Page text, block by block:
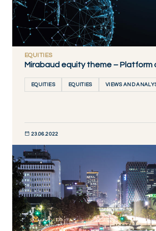
EQUITIES
Mirabaud equity theme – Platform
EQUITIES EQUITIES VIEWS AND
23.06.2022
DÉCOUVRIR MAINTENANT